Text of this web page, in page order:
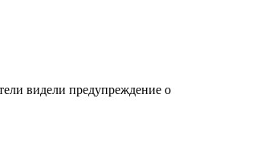
видели предупреждение о